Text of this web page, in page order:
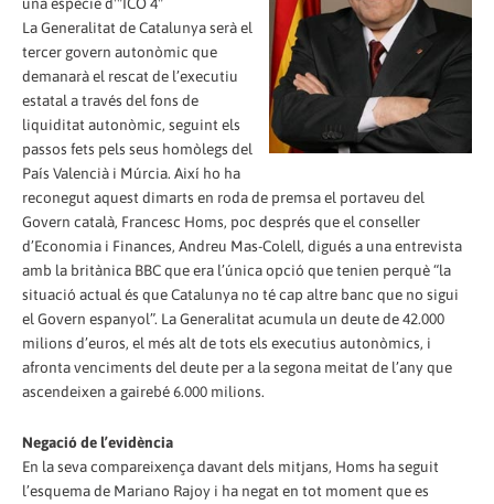
La Generalitat de Catalunya serà el
tercer govern autonòmic que
demanarà el rescat de l’executiu
estatal a través del fons de
liquiditat autonòmic, seguint els
passos fets pels seus homòlegs del
País Valencià i Múrcia. Així ho ha
reconegut aquest dimarts en roda de premsa el portaveu del
Govern català, Francesc Homs, poc després que el conseller
d’Economia i Finances, Andreu Mas-Colell, digués a una entrevista
amb la britànica BBC que era l’única opció que tenien perquè “la
situació actual és que Catalunya no té cap altre banc que no sigui
el Govern espanyol”. La Generalitat acumula un deute de 42.000
milions d’euros, el més alt de tots els executius autonòmics, i
afronta venciments del deute per a la segona meitat de l’any que
ascendeixen a gairebé 6.000 milions.
Negació de l’evidència
En la seva compareixença davant dels mitjans, Homs ha seguit
l’esquema de Mariano Rajoy i ha negat en tot moment que es